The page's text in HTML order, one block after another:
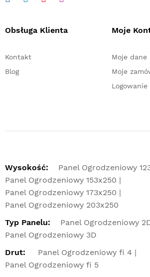
Obsługa Klienta
Kontakt
Blog
Moje
Moje dane
Moje
Logowanie
Wysokość:
Panel Ogrodzeniowy
Panel Ogrodzeniowy 153x250
Panel Ogrodzeniowy 173x250
Panel Ogrodzeniowy 203x250
Typ Panelu:
Panel Ogrodzeniowy
Panel Ogrodzeniowy 3D
Drut:
Panel Ogrodzeniowy fi 4
Panel Ogrodzeniowy fi 5